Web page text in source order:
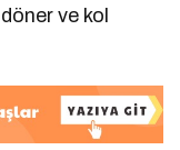
ve kol